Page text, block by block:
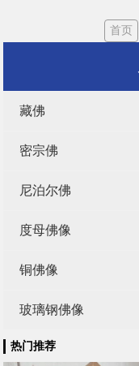
首页
藏佛
密宗佛
尼泊尔佛
度母佛像
铜佛像
玻璃钢佛像
热门推荐